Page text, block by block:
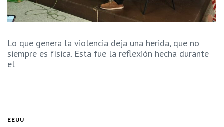
Lo que genera la violencia deja una herida, que no
siempre es física. Esta fue la reflexión hecha durante
el
EEUU